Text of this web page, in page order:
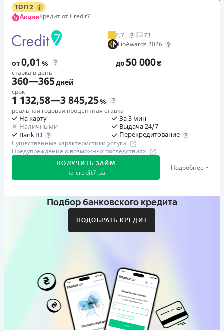
ТОП 2
АкцияКредит от Credit7
4,7
73
FinAwards 2026
от0,01 %
ставка в день
до50 000₴
360—365дней
срок
1 132,58—3 845,25%
реальная годовая процентная ставка
На карту
Наличными
Bank ID
За 3 мин
Выдача 24/7
Перекредитование
Существенные характеристики услуги
Предупреждение о возможных последствиях
ПОЛУЧИТЬ ЗАЙМ
на credit7.ua
Подробнее
Акция: «Кешбэк за друга»
друг регистрируется и получает первый кредит (от
Бронзовый призер FinAwards 2026 «Лучшая программа
лояльности»
Первый займ
от 0,01%/день до 30 000 ₴
Подбор банковского кредита
ПОДОБРАТЬ КРЕДИТ